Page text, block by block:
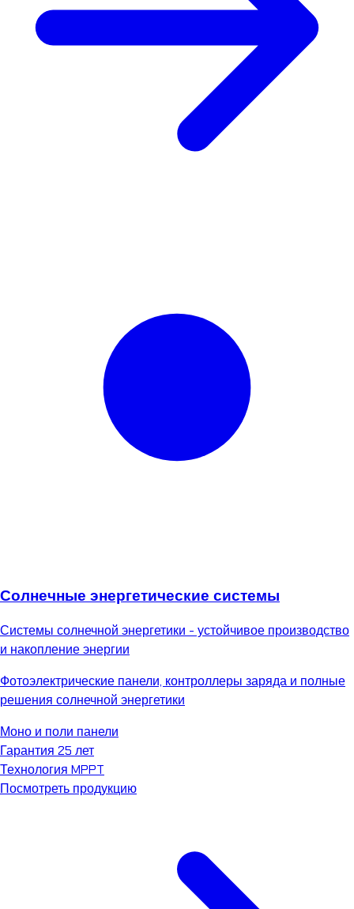
Солнечные энергетические системы
Системы солнечной энергетики - устойчивое производство
и накопление энергии
Фотоэлектрические панели, контроллеры заряда и полные
решения солнечной энергетики
Моно и поли панели
Гарантия 25 лет
Технология MPPT
Посмотреть продукцию